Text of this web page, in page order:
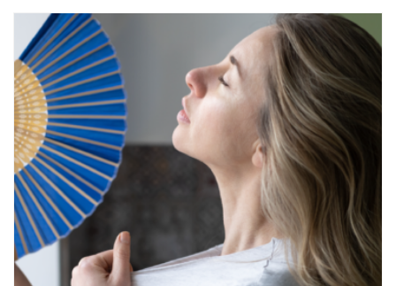
volta durante la gestazione (diabete gestazionale),
mantenere …